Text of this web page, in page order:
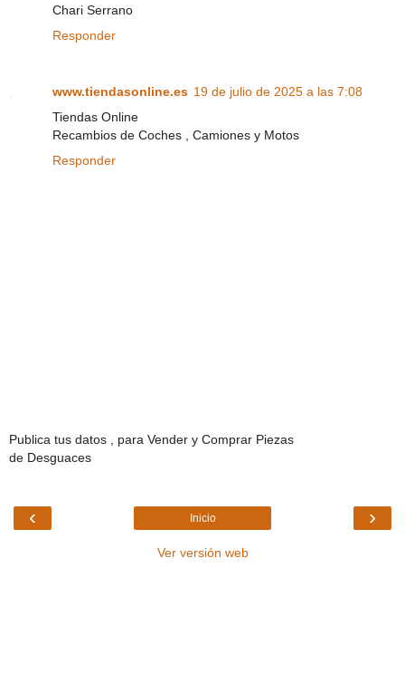
Chari Serrano
Responder
www.tiendasonline.es 19 de julio de 2025 a las 7:08
Tiendas Online
Recambios de Coches , Camiones y Motos
Responder
Publica tus datos , para Vender y Comprar Piezas
de Desguaces
‹ ›
Inicio
Ver versión web